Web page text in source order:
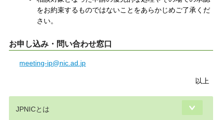
をお約束するものではないことをあらかじめご了承くだ
さい。
お申し込み・問い合わせ窓口
meeting-ip@nic.ad.jp
以上
JPNICとは